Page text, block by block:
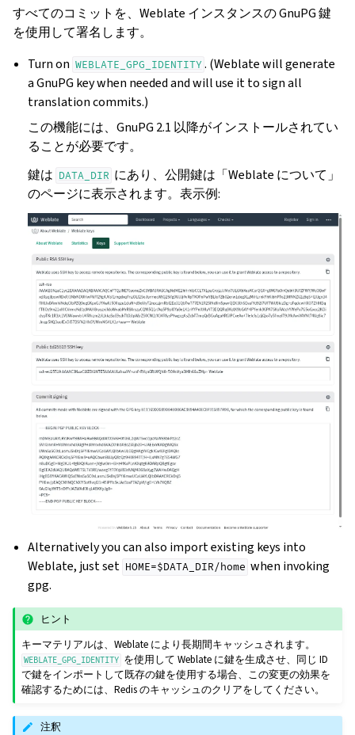
すべてのコミットを、Weblate インスタンスの GnuPG 鍵
を使用して署名します。
Turn on WEBLATE_GPG_IDENTITY . (Weblate will generate
a GnuPG key when needed and will use it to sign all
translation commits.)
この機能には、GnuPG 2.1 以降がインストールされてい
ることが必要です。
鍵は DATA_DIR にあり、公開鍵は「Weblate について」
のページに表示されます。表示例:
Alternatively you can also import existing keys into
Weblate, just set HOME=$DATA_DIR/home when invoking
gpg.
ヒント
キーマテリアルは、Weblate により長期間キャッシュされます。
WEBLATE_GPG_IDENTITY を使用して Weblate に鍵を生成させ、同じ ID
で鍵をインポートして既存の鍵を使用する場合、この変更の効果を
確認するためには、Redis のキャッシュのクリアをしてください。
注釈